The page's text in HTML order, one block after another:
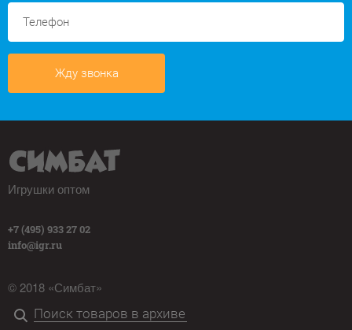
Жду звонка
Игрушки оптом
+7 (495) 933 27 02
info@igr.ru
© 2018 «Симбат»